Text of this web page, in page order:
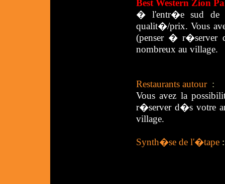
Best Western Zion
� l'entr�e sud de
qualit�/prix. Vous
(penser � r�server
nombreux au village.
Restaurants autour :
Vous avez la
r�server d�s votre
village.
Synth�se de l'�tape :